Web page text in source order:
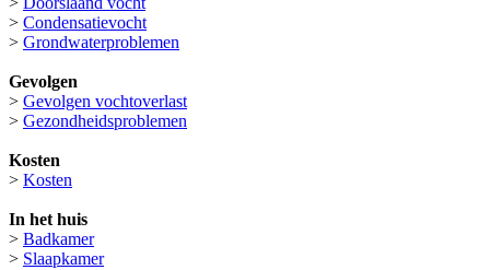
> Condensatievocht
> Grondwaterproblemen
Gevolgen
> Gevolgen vochtoverlast
> Gezondheidsproblemen
Kosten
> Kosten
In het huis
> Badkamer
> Slaapkamer